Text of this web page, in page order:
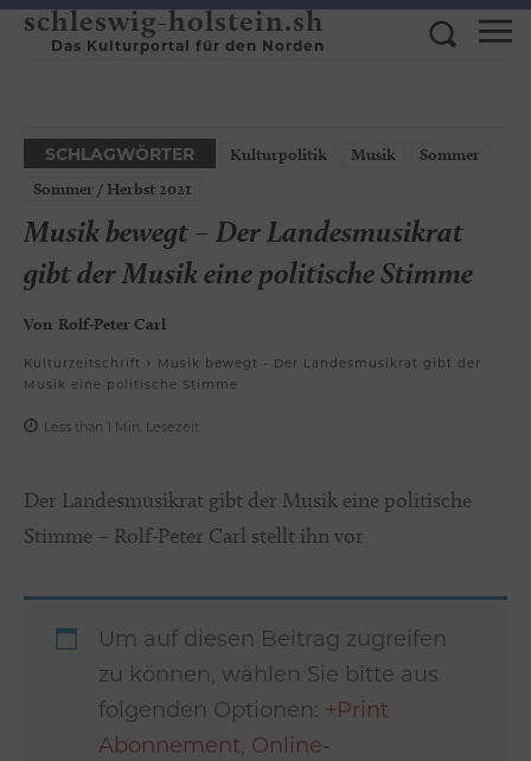
schleswig-holstein.sh
Das Kulturportal für den Norden
SCHLAGWÖRTER Kulturpolitik Musik
Sommer
Sommer / Herbst 2021
Musik bewegt – Der Landesmusikrat
gibt der Musik eine politische Stimme
Von Rolf-Peter Carl
Kulturzeitschrift
Musik bewegt - Der Landesmusikrat gibt der
Musik eine politische Stimme
Less than 1 Min. Lesezeit
Der Landesmusikrat gibt der Musik eine politische
Stimme – Rolf-Peter Carl stellt ihn vor
Um auf diesen Beitrag zugreifen
zu können, wählen Sie bitte aus
folgenden Optionen: +Print
Abonnement, Online-